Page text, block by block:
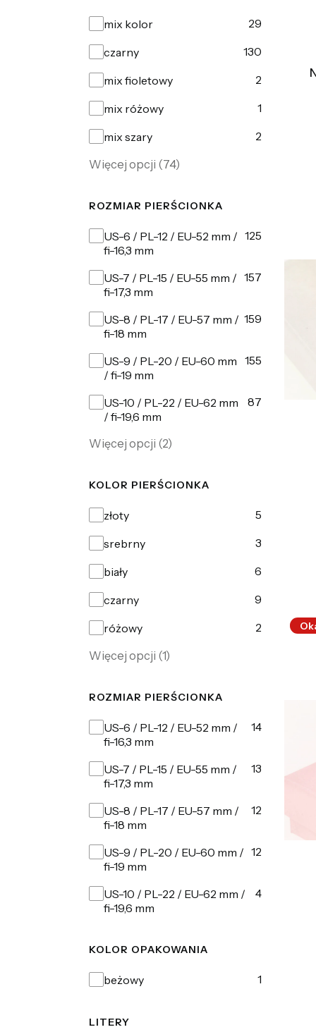
Kolor
mix kolor 29
czarny 130
mix fioletowy 2
mix różowy 1
mix szary
2
Więcej opcji (74)
ROZMIAR PIERŚCIONKA
Rozmiar pierścionka
US-6 / PL-12 / EU-52 mm /
fi-16,3 mm
125
US-7 / PL-15 / EU-55 mm /
fi-17,3 mm
157
US-8 / PL-17 / EU-57 mm /
fi-18 mm
159
US-9 / PL-20 / EU-60 mm
/ fi-19 mm
155
US-10 / PL-22 / EU-62 mm
/ fi-19,6 mm
87
Więcej opcji (2)
KOLOR PIERŚCIONKA
Kolor pierścionka
złoty 5
srebrny 3
biały 6
czarny 9
różowy
2
Więcej opcji (1)
ROZMIAR PIERŚCIONKA
Rozmiar pierścionka
US-6 / PL-12 / EU-52 mm /
fi-16,3 mm
14
US-7 / PL-15 / EU-55 mm /
fi-17,3 mm
13
US-8 / PL-17 / EU-57 mm /
fi-18 mm
12
US-9 / PL-20 / EU-60 mm /
fi-19 mm
12
US-10 / PL-22 / EU-62 mm /
fi-19,6 mm
4
KOLOR OPAKOWANIA
Kolor opakowania
beżowy 1
LITERY